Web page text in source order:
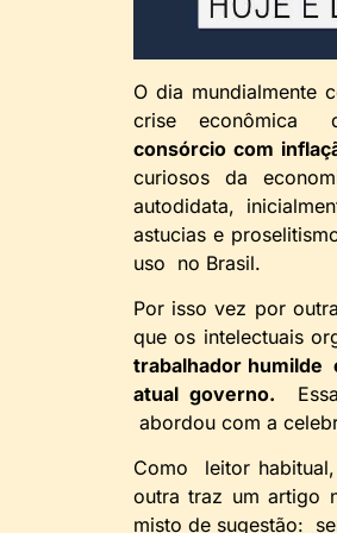
O dia
crise econômica
consórcio com
curiosos da
autodidata,
astucias e
uso no Brasil.
Por isso vez por
que os intelectuais
trabalhador humilde
atual governo.
abordou com a
Como leitor
outra traz um artigo
misto de sugestão: